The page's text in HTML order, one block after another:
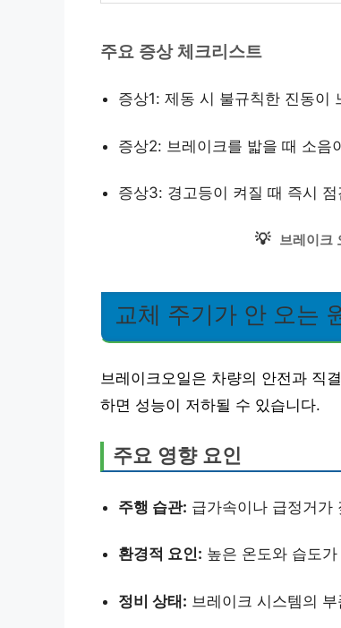
주요 증상 체크리스트
증상1: 제동 시 불규칙한 진동이
증상2: 브레이크를 밟을 때 소음
증상3: 경고등이 켜질 때 즉시
💡 브레이크
교체 주기가 안 오는
브레이크오일은 차량의 안전과 직
하면 성능이 저하될 수 있습니다.
주요 영향 요인
주행 습관: 급가속이나 급정거가
환경적 요인: 높은 온도와 습도
정비 상태: 브레이크 시스템의